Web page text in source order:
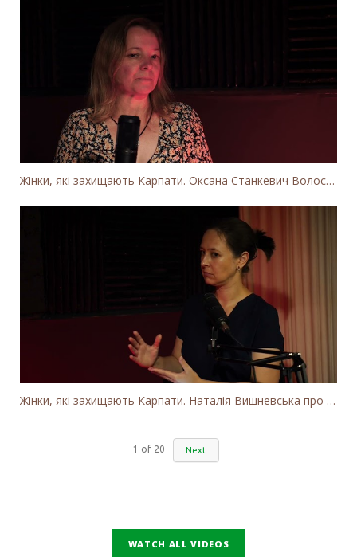
Жінки, які захищають Карпати. Оксана Станкевич Волосянчук про вітряки на високогір'ї Карпат
Жінки, які захищають Карпати. Наталія Вишневська про вітряки в Закарпатті та участь громадськості
1 of 20 Next
WATCH ALL VIDEOS